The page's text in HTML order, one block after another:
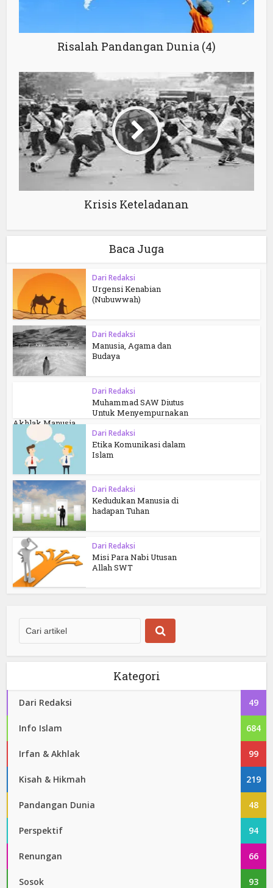
Risalah Pandangan Dunia (4)
Krisis Keteladanan
Baca Juga
Dari Redaksi
Urgensi Kenabian
(Nubuwwah)
Dari Redaksi
Manusia, Agama dan
Budaya
Dari Redaksi
Muhammad SAW Diutus
Untuk Menyempurnakan
Akhlak Manusia
Dari Redaksi
Etika Komunikasi dalam
Islam
Dari Redaksi
Kedudukan Manusia di
hadapan Tuhan
Dari Redaksi
Misi Para Nabi Utusan
Allah SWT
Kategori
Dari Redaksi 49
Info Islam 684
Irfan & Akhlak 99
Kisah & Hikmah 219
Pandangan Dunia 48
Perspektif 94
Renungan 66
Sosok 93